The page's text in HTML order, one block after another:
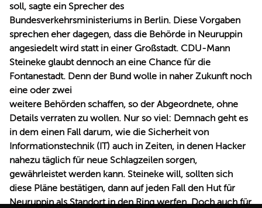
soll, sagte ein Sprecher des
Bundesverkehrsministeriums in Berlin. Diese Vorgaben
sprechen eher dagegen, dass die Behörde in Neuruppin
angesiedelt wird statt in einer Großstadt. CDU-Mann
Steineke glaubt dennoch an eine Chance für die
Fontanestadt. Denn der Bund wolle in naher Zukunft noch
eine oder zwei
weitere Behörden schaffen, so der Abgeordnete, ohne
Details verraten zu wollen. Nur so viel: Demnach geht es
in dem einen Fall darum, wie die Sicherheit von
Informationstechnik (IT) auch in Zeiten, in denen Hacker
nahezu täglich für neue Schlagzeilen sorgen,
gewährleistet werden kann. Steineke will, sollten sich
diese Pläne bestätigen, dann auf jeden Fall den Hut für
Neuruppin als Standort in den Ring werfen. Doch auch für